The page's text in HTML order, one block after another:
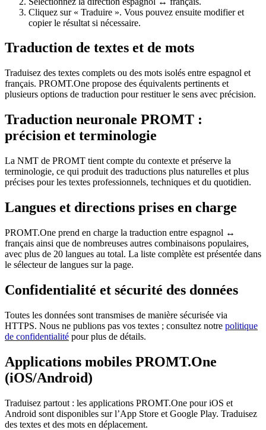
Cliquez sur « Traduire ». Vous pouvez ensuite modifier et
copier le résultat si nécessaire.
Traduction de textes et de mots
Traduisez des textes complets ou des mots isolés entre espagnol et
français. PROMT.One propose des équivalents pertinents et
plusieurs options de traduction pour restituer le sens avec précision.
Traduction neuronale PROMT :
précision et terminologie
La NMT de PROMT tient compte du contexte et préserve la
terminologie, ce qui produit des traductions plus naturelles et plus
précises pour les textes professionnels, techniques et du quotidien.
Langues et directions prises en charge
PROMT.One prend en charge la traduction entre espagnol ↔
français ainsi que de nombreuses autres combinaisons populaires,
avec plus de 20 langues au total. La liste complète est présentée dans
le sélecteur de langues sur la page.
Confidentialité et sécurité des données
Toutes les données sont transmises de manière sécurisée via
HTTPS. Nous ne publions pas vos textes ; consultez notre politique
de confidentialité pour plus de détails.
Applications mobiles PROMT.One
(iOS/Android)
Traduisez partout : les applications PROMT.One pour iOS et
Android sont disponibles sur l’App Store et Google Play. Traduisez
des textes et des mots en déplacement.